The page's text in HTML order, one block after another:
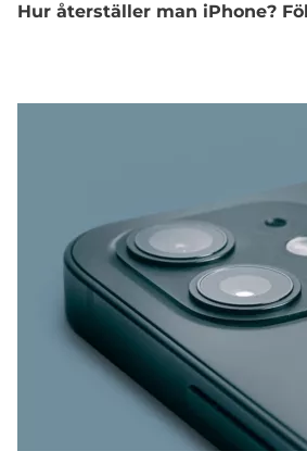
Hur återställer man iPhone?